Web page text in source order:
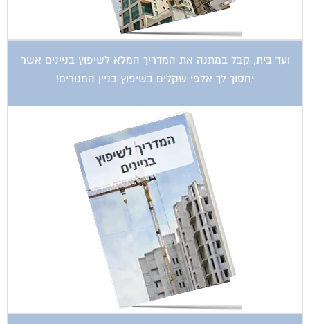
ועד בית, קבל במתנה את המדריך המלא לשיפוץ בניינים אשר
יחסוך לך אלפי שקלים בשיפוץ בניין המגורים!